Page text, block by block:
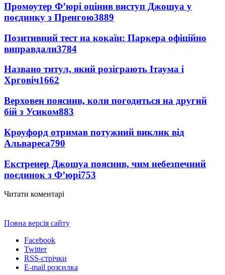
Промоутер Ф’юрі оцінив виступ Джошуа у
поєдинку з Пренгою3889
Позитивний тест на кокаїн: Паркера офіційно
виправдали3784
Названо титул, який розіграють Ітаума і
Хрговіч1662
Верховен пояснив, коли погодиться на другий
бій з Усиком883
Кроуфорд отримав потужний виклик від
Альвареса790
Екстренер Джошуа пояснив, чим небезпечний
поєдинок з Ф’юрі753
Читати коментарі
Повна версія сайту
Facebook
Twitter
RSS-стрічки
E-mail розсилка